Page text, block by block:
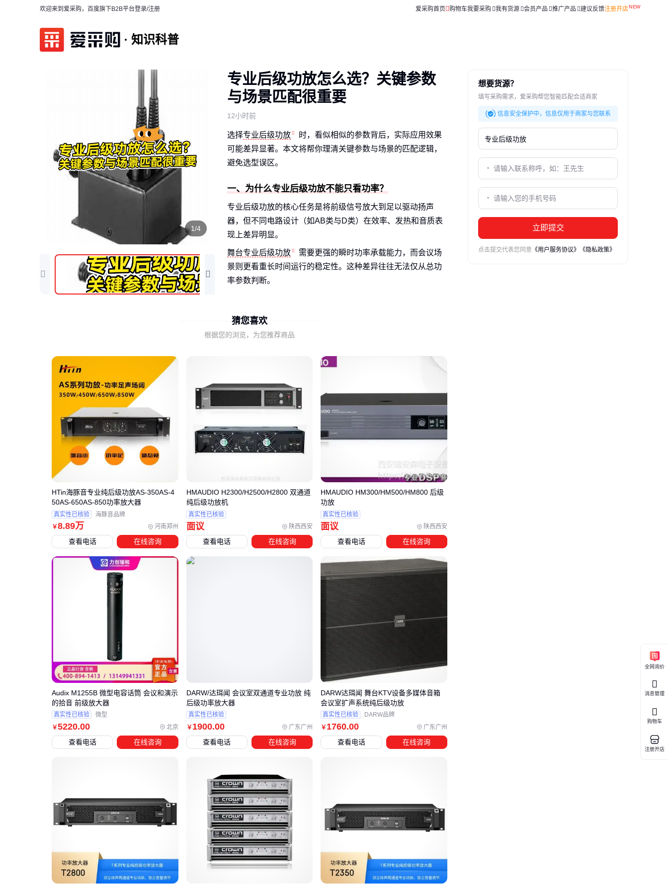
欢迎来到爱采购，百度旗下B2B平台登录/注册 爱采购首页 购物车我要采购 我有货源 会员产品 推广产品 建议反馈注册开店
知识科普
1/4
专业后级功放怎么选？关键参数
与场景匹配很重要
12小时前
选择专业后级功放
时，看似相似的参数背后，实际应用效果
可能差异显著。本文将帮你理清关键参数与场景的匹配逻辑，
避免选型误区。
一、为什么专业后级功放不能只看功率？
专业后级功放的核心任务是将前级信号放大到足以驱动扬声
器，但不同电路设计（如AB类与D类）在效率、发热和音质表
现上差异明显。
舞台专业后级功放
需要更强的瞬时功率承载能力，而会议场
景则更看重长时间运行的稳定性。这种差异往往无法仅从总功
率参数判断。
二、哪些参数真正决定功放的实际表现？
谐波失真和阻尼系数直接影响音质纯净度：前者决定信号还原
准确性，后者控制扬声器余振。高要求场景应优先关注这两项
指标。
负载阻抗匹配度比标称功率更重要：4Ω负载下表现稳定的舞台
专业后级功放，才能应对演出中突发的低阻抗需求。
结合具体应用场景分析这些参数，才能选出真正符合专业需求
的设备。
三、不同场景下如何匹配专业后级功放？
专业后级功放的选择需紧密结合实际应用场景，不同环境对功
放的功率、稳定性和扩展性有显著差异。以下是常见场景的选
会议扩声系统：优先考虑带分区控制功能的定压功放，确保
，重点关注瞬时动
模拟后级功放
，其稳定的信号传输特
性更符合长时间连续作业需求
模拟后级功放特别适合需要稳定传输的固定安装场景，如校园
广播或背景音乐系统。其电路设计对模拟信号兼容性更好，在
传输距离较远时仍能保持信号完整性。
对于需要高灵活性的临时搭建场景，单声道后级功放
块化特性更值得考虑。通过多台组合可快速适配不同场地规
模，且单台故障不会导致整个系统瘫痪。
选型时还需注意与现有设备的匹配度，例如数字调音台最好搭
配数字后级功放
以减少信号转换损耗。合理的系统集成能显
四、专业后级功放配套设备如何选择？
专业后级功放作为音响系统的核心动力源，其性能发挥很大程
度上依赖于配套设备的协同工作。若忽视配套环节，可能导致
信号损耗、设备震动或散热不良等问题。
关键配套设备可分为三类：信号传输类（如
设备保护类（如防震机柜 ）和系统优化类（如
）。其中信号传输质量直接影响音频保真度，而设备保护措
猜您喜欢
根据您的浏览，为您推荐商品
￥8.89万 河南郑州
HTin海豚音专业纯后级功放AS-350AS-4
50AS-650AS-850功率放大器
真实性已核验 海豚音品牌
查看电话 在线咨询
面议 陕西西安
HMAUDIO H2300/H2500/H2800 双通道
纯后级功放机
真实性已核验
查看电话 在线咨询
面议 陕西西安
HMAUDIO HM300/HM500/HM800 后级
功放
真实性已核验
查看电话 在线咨询
￥5220.00 北京
Audix M1255B 微型电容话筒 会议和演示
的拾音 前级放大器
真实性已核验 微型
查看电话 在线咨询
￥ 1900.00 广东广州
DARW/达珥闻 会议室双通道专业功放 纯
后级功率放大器
真实性已核验
查看电话 在线咨询
￥ 1760.00 广东广州
DARW达珥闻 舞台KTV设备多媒体音箱
会议室扩声系统纯后级功放
真实性已核验 DARW品牌
查看电话 在线咨询
想要货源？
填写采购需求，爱采购帮您智能匹配合适商家
信息安全保护中，信息仅用于商家与您联系
立即提交
点击提交代表您同意 《用户服务协议》 《隐私政策》
全网询价
消息管理
购物车
注册开店